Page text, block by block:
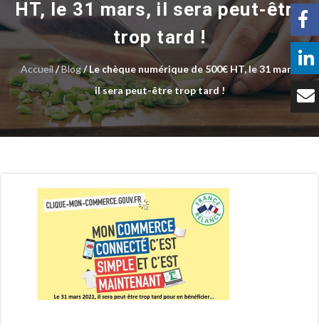
Nos versions
Nos autres
Solutions
Témoignages
Tarifs
HT, le 31 mars, il sera peut-être
trop tard !
Accueil/Blog/ Le chèque numérique de 500€ HT, le 31 mars,
il sera peut-être trop tard !